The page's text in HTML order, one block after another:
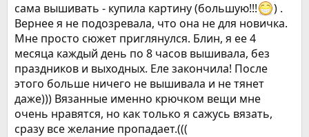
сама вышивать - купила картину (большую!!!
) .
Вернее я не подозревала, что она не для новичка.
Мне просто сюжет приглянулся. Блин, я ее 4
месяца каждый день по 8 часов вышивала, без
праздников и выходных. Еле закончила! После
этого больше ничего не вышивала и не тянет
даже))) Вязанные именно крючком вещи мне
очень нравятся, но как только я сажусь вязать,
сразу все желание пропадает.(((